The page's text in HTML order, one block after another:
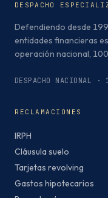
DESPACHO
Defendiendo desde
entidades financieras
operación nacional,
DESPACHO NACIONAL ·
RECLAMACIONES
IRPH
Cláusula suelo
Tarjetas revolving
Gastos hipotecarios